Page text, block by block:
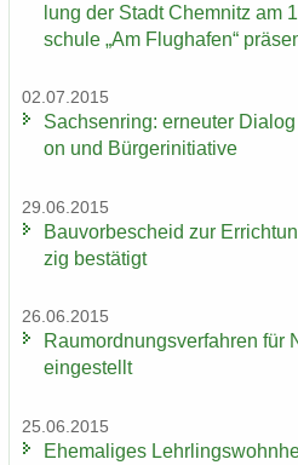
lung der Stadt Chem­nitz am
schu­le „Am Flug­ha­fen“
02.07.2015
Sach­sen­ring: er­neu­ter
on und Bür­ger­initia­ti­ve
29.06.2015
Bau­vor­be­scheid zur
zig be­stä­tigt
26.06.2015
Raum­ord­nungs­ver­fah­ren für
ein­ge­stellt
25.06.2015
Ehe­ma­li­ges